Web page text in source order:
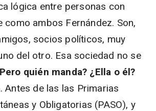
lógica entre personas con
como ambos Fernández. Son,
socios políticos, muy
del otro. Esa sociedad no se
quién manda? ¿Ella o él?
. Antes de las las Primarias
y Obligatorias (PASO), y